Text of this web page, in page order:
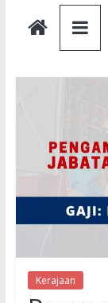
semua
Kerajaan